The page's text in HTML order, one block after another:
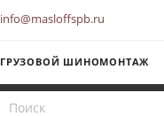
info@masloffspb.ru
ГРУЗОВОЙ ШИНОМОНТАЖ